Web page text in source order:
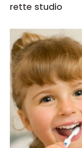
rette studio